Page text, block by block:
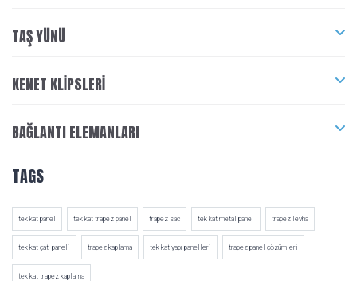
TAŞ YÜNÜ
KENET KLIPSLERI
BAĞLANTI ELEMANLARI
TAGS
tek kat panel tek kat trapez panel trapez sac tek kat metal panel trapez levha
tek kat çatı paneli trapez kaplama tek kat yapı panelleri trapez panel çözümleri
tek kat trapez kaplama